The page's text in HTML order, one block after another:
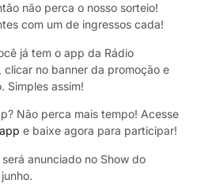
não perca o nosso sorteio!
com um de ingressos cada!
já tem o app da Rádio
clicar no banner da promoção e
Simples assim!
Não perca mais tempo! Acesse
e baixe agora para participar!
anunciado no Show do